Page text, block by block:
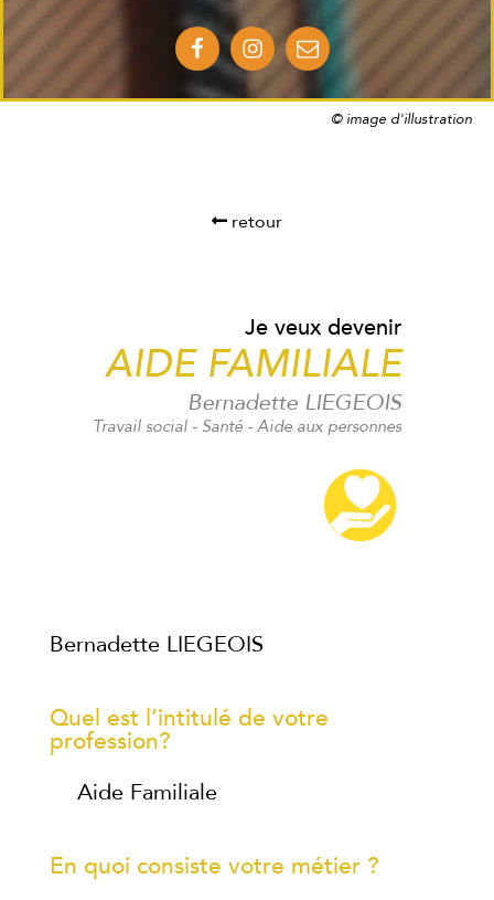
© image d'illustration
retour
Je veux devenir
AIDE FAMILIALE
Bernadette LIEGEOIS
Travail social - Santé - Aide aux personnes
Bernadette LIEGEOIS
Quel est l’intitulé de votre
profession?
Aide Familiale
En quoi consiste votre métier ?